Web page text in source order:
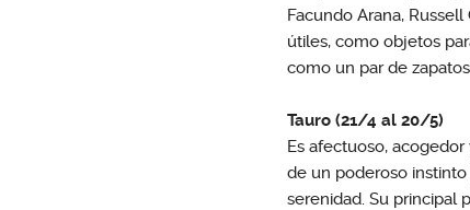
Facundo Arana,
útiles, como objetos
como un par de
Tauro (21/4 al 20/5)
Es afectuoso,
de un poderoso
serenidad. Su principal